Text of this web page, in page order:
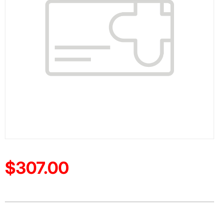
Precio reducido de
$307.00